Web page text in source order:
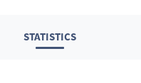
STATISTICS